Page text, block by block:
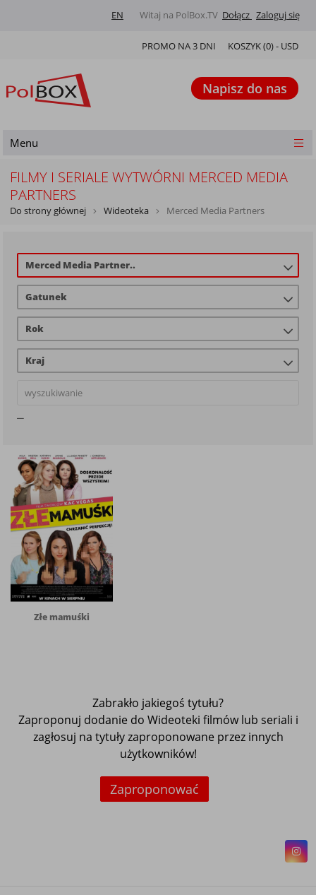
Witaj na PolBox.TV Dołącz Zaloguj się
EN
KOSZYK (0) - USD
PROMO NA 3 DNI
Napisz do nas
Menu
FILMY I SERIALE WYTWÓRNI MERCED MEDIA
PARTNERS
Do strony głównej Wideoteka Merced Media Partners
Merced Media Partner..
Gatunek
Rok
Kraj
Złe mamuśki
Zabrakło jakiegoś tytułu?
Zaproponuj dodanie do Wideoteki filmów lub seriali i
zagłosuj na tytuły zaproponowane przez innych
użytkowników!
Zaproponować